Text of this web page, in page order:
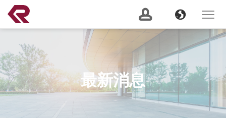
南俊國際股份有限公司 。 REPON SLIDES
Navigation
Toggle
Language
建議關鍵字： Soft Close Server Slide 200 lbs Push to Open
Heavy
Duty
Lock Out 2 Way
Banner
最新消息